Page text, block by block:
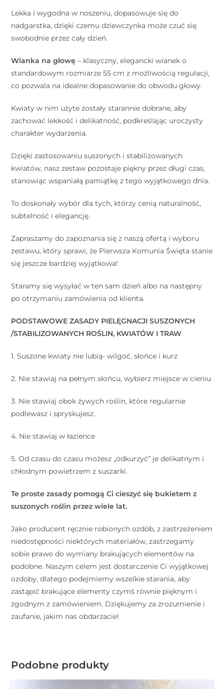
Lekka i wygodna w noszeniu, dopasowuje się do
nadgarstka, dzięki czemu dziewczynka może czuć się
swobodnie przez cały dzień.
Wianka na głowę – klasyczny, elegancki wianek o
standardowym rozmiarze 55 cm z możliwością regulacji,
co pozwala na idealne dopasowanie do obwodu głowy.
Kwiaty w nim użyte zostały starannie dobrane, aby
zachować lekkość i delikatność, podkreślając uroczysty
charakter wydarzenia.
Dzięki zastosowaniu suszonych i stabilizowanych
kwiatów, nasz zestaw pozostaje piękny przez długi czas,
stanowiąc wspaniałą pamiątkę z tego wyjątkowego dnia.
To doskonały wybór dla tych, którzy cenią naturalność,
subtelność i elegancję.
Zapraszamy do zapoznania się z naszą ofertą i wyboru
zestawu, który sprawi, że Pierwsza Komunia Święta stanie
się jeszcze bardziej wyjątkowa!
Staramy się wysyłać w ten sam dzień albo na następny
po otrzymaniu zamówienia od klienta.
PODSTAWOWE ZASADY PIELĘGNACJI SUSZONYCH
/STABILIZOWANYCH ROŚLIN, KWIATÓW I TRAW
1. Suszone kwiaty nie lubią- wilgoć, słońce i kurz
2. Nie stawiaj na pełnym słońcu, wybierz miejsce w cieniu
3. Nie stawiaj obok żywych roślin, które regularnie
podlewasz i spryskujesz.
4. Nie stawiaj w łazience
5. Od czasu do czasu możesz „odkurzyć” je delikatnym i
chłodnym powietrzem z suszarki.
Te proste zasady pomogą Ci cieszyć się bukietem z
suszonych roślin przez wiele lat.
Jako producent ręcznie robionych ozdób, z zastrzeżeniem
niedostępności niektórych materiałów, zastrzegamy
sobie prawo do wymiany brakujących elementów na
podobne. Naszym celem jest dostarczenie Ci wyjątkowej
ozdoby, dlatego podejmiemy wszelkie starania, aby
zastąpić brakujące elementy czymś równie pięknym i
zgodnym z zamówieniem. Dziękujemy za zrozumienie i
zaufanie, jakim nas obdarzacie!
Podobne produkty